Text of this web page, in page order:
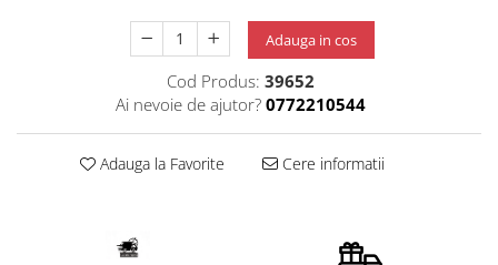
Adauga in cos
Cod Produs: 39652
Ai nevoie de ajutor? 0772210544
Adauga la Favorite Cere informatii